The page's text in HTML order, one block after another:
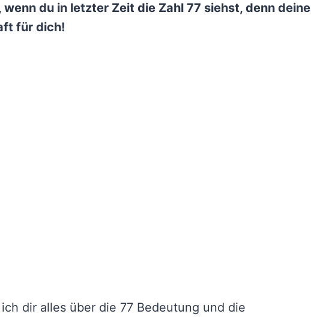
du in letzter Zeit die Zahl 77 siehst, denn deine
für dich!
dir alles über die 77 Bedeutung und die